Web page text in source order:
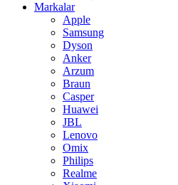
Markalar
Apple
Samsung
Dyson
Anker
Arzum
Braun
Casper
Huawei
JBL
Lenovo
Omix
Philips
Realme